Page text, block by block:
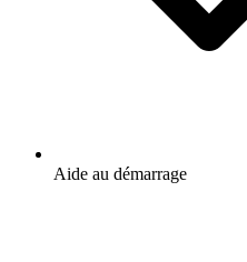
Aide au démarrage